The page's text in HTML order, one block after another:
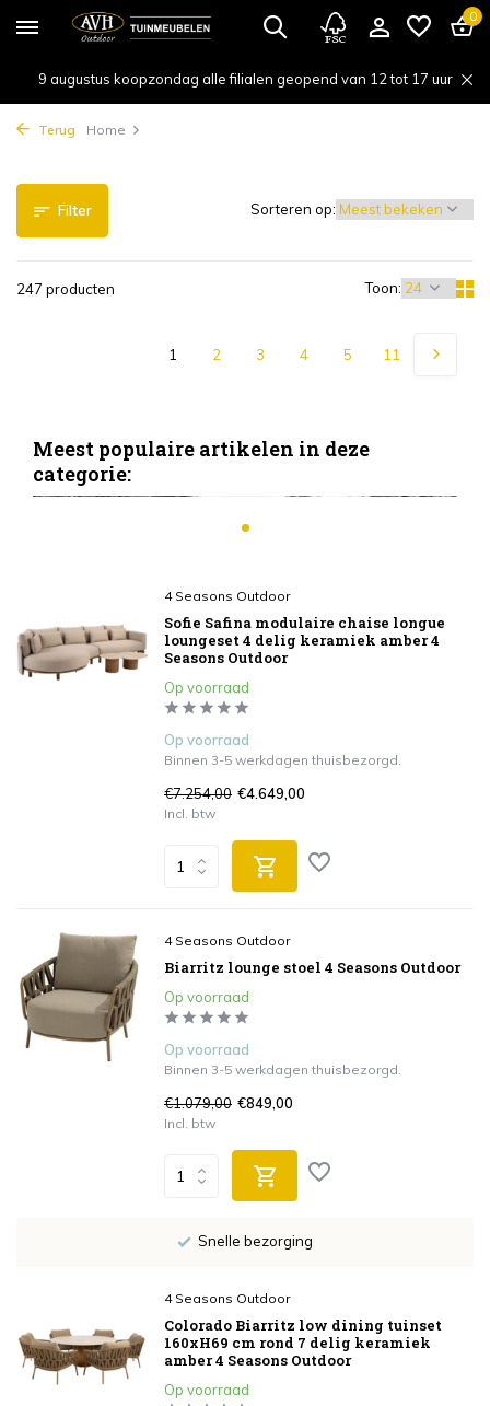
0
9 augustus koopzondag alle filialen geopend van 12 tot 17 uur
Terug Home
Filter
247 producten Toon:
Sorteren op:
1 2 3 4 5 11
Meest populaire artikelen in deze
categorie:
4 Seasons Outdoor
Sofie Safina modulaire chaise longue
loungeset 4 delig keramiek amber 4
Seasons Outdoor
Op voorraad
Op voorraad
Binnen 3-5 werkdagen thuisbezorgd.
€7.254,00 €4.649,00
Incl. btw
4 Seasons Outdoor
Biarritz lounge stoel 4 Seasons Outdoor
Op voorraad
Op voorraad
Binnen 3-5 werkdagen thuisbezorgd.
€1.079,00 €849,00
Incl. btw
Snelle bezorging
4 Seasons Outdoor
Colorado Biarritz low dining tuinset
160xH69 cm rond 7 delig keramiek
amber 4 Seasons Outdoor
Op voorraad